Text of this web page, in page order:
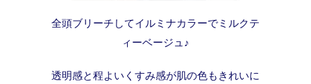
全頭ブリーチしてイルミナカラーでミルクテ
ィーベージュ♪
透明感と程よいくすみ感が肌の色もきれいに